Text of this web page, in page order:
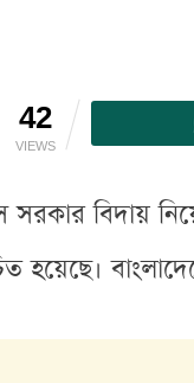
42
VIEWS
বিদায়
হয়েছে।